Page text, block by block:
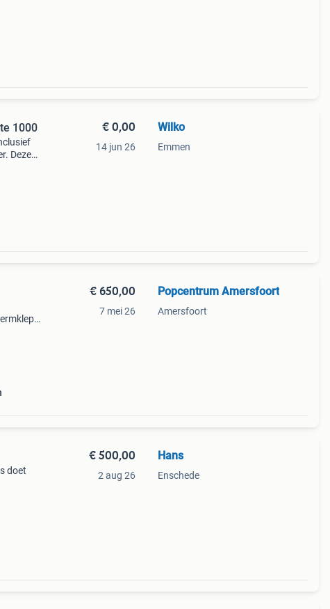
1000
Deze
€ 0,00
14 jun 26
Wilko
Emmen
€ 650,00
7 mei 26
Popcentrum Amersfoort
Amersfoort
doet
€ 500,00
2 aug 26
Hans
Enschede